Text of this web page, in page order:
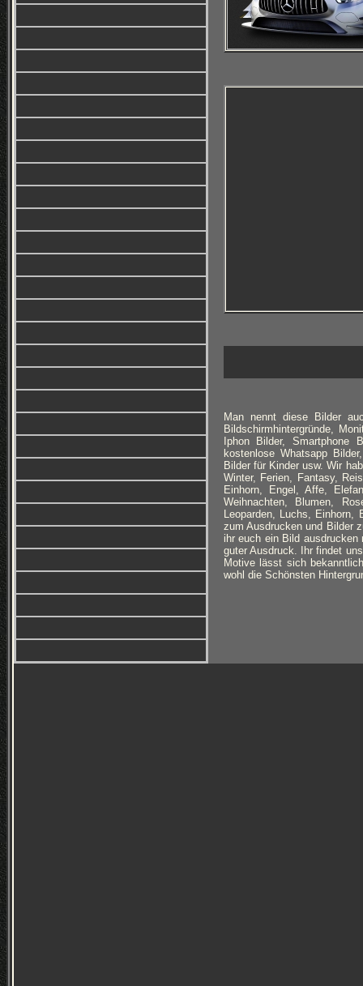
Man nennt diese Bilder
Bildschirmhintergründe,
Iphon Bilder, Smartphone
kostenlose Whatsapp
Bilder für Kinder usw. Wir
Winter, Ferien, Fantasy,
Einhorn, Engel, Affe,
Weihnachten, Blumen,
Leoparden, Luchs,
zum Ausdrucken und Bilder
ihr euch ein Bild
guter Ausdruck. Ihr findet
Motive lässt sich
wohl die Schönsten